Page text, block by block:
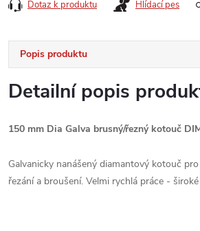
Dotaz k produktu Hlídací pes
Popis produktu
Detailní popis
150 mm Dia Galva brusný/řezný kotouč
Galvanicky nanášený diamantový kotouč
řezání a broušení. Velmi rychlá práce -